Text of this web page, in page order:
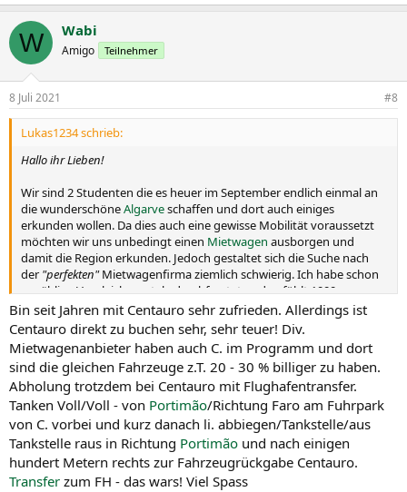
W Wabi
Amigo Teilnehmer
8 Juli 2021 #8
Lukas1234 schrieb:
Hallo ihr Lieben!
Wir sind 2 Studenten die es heuer im September endlich einmal an
die wunderschöneAlgarveschaffen und dort auch einiges
erkunden wollen. Da dies auch eine gewisse Mobilität voraussetzt
möchten wir uns unbedingt einen Mietwagen ausborgen und
damit die Region erkunden. Jedoch gestaltet sich die Suche nach
der "perfekten"Mietwagenfirma ziemlich schwierig. Ich habe schon
unzählige Vergleichsportale durchforstet und gefühlt 1000
Bewertungen gelesen aber irgendwo ist immer ein Haken. Laut
meiner Recherche würde ich auf den Anbieter "Centauro"
zurückgreifen hat jemand damit Erfahrung? Oder kennt jemand der
schon öfters in dieser Region unterwegs war eine seriöse Firma und
könnte diese Erfahrung mit uns teilen.
Vielen Dank schon mal im Voraus
Lg Lukas und Verena
Bin seit Jahren mit Centauro sehr zufrieden. Allerdings ist
Centauro direkt zu buchen sehr, sehr teuer! Div.
Mietwagenanbieter haben auch C. im Programm und dort
sind die gleichen Fahrzeuge z.T. 20 - 30 % billiger zu haben.
Abholung trotzdem bei Centauro mit Flughafentransfer.
Tanken Voll/Voll - von Portimão/Richtung Faro am Fuhrpark
von C. vorbei und kurz danach li. abbiegen/Tankstelle/aus
Tankstelle raus in Richtung Portimão und nach einigen
hundert Metern rechts zur Fahrzeugrückgabe Centauro.
Transfer zum FH - das wars! Viel Spass